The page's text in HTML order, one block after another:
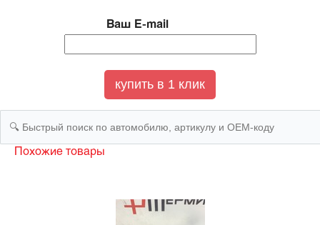
Ваш E-mail
Похожие товары